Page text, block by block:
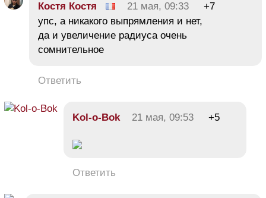
Костя Костя 21 мая, 09:33
+7
упс, а никакого выпрямления и нет,
да и увеличение радиуса очень
сомнительное
Ответить
Kol-o-Bok 21 мая, 09:53 +5
Ответить